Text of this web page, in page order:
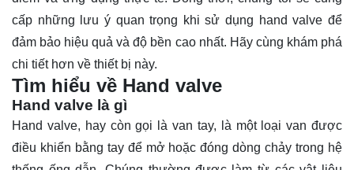
cấp những lưu ý quan trọng khi sử dụng hand valve để
đảm bảo hiệu quả và độ bền cao nhất. Hãy cùng khám phá
chi tiết hơn về thiết bị này.
Tìm hiểu về Hand valve
Hand valve là gì
Hand valve, hay còn gọi là van tay, là một loại van được
điều khiển bằng tay để mở hoặc đóng dòng chảy trong hệ